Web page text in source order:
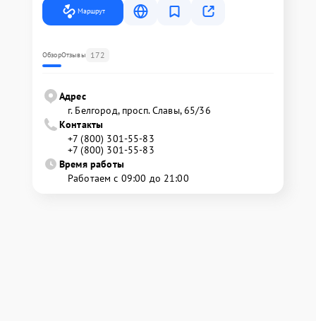
Маршрут
ОбзорОтзывы 172
Адрес
г. Белгород, просп. Славы, 65/36
Контакты
+7 (800) 301-55-83
+7 (800) 301-55-83
Время работы
Работаем с 09:00 до 21:00